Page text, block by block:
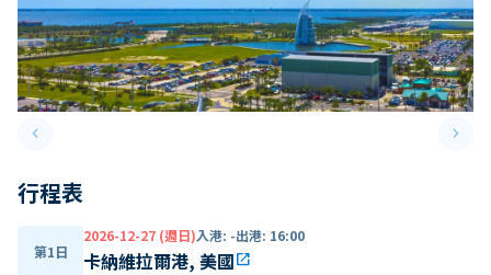
keyboard_arrow_leftPrevious slide keyboard_arrow_right
行程表
第1日
2026-12-27 (週日)入港: -出港: 16:00
卡納維拉爾港, 美國open_in_new